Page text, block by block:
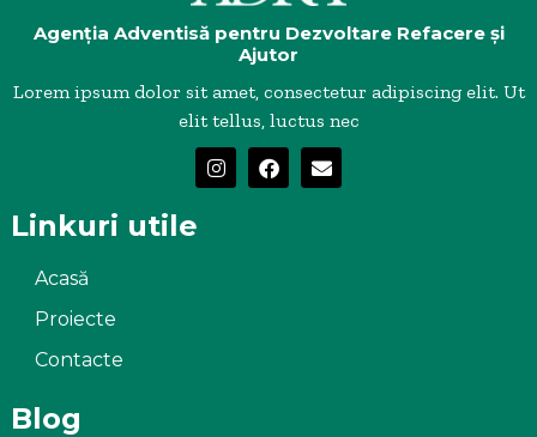
Agenția Adventisă pentru Dezvoltare Refacere și
Ajutor
Lorem ipsum dolor sit amet, consectetur adipiscing elit. Ut
elit tellus, luctus nec
Linkuri utile
Acasă
Proiecte
Contacte
Blog